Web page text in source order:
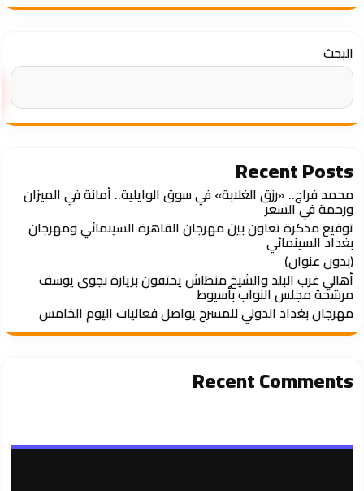
البحث
Recent Posts
محمد فراج.. «رزق الغلابة» في سوق الوايلية.. أمانة في الميزان
ورحمة في السعر
توقيع مذكرة تعاون بين مهرجان القاهرة السينمائي ومهرجان
بغداد السينمائي
(بدون عنوان)
أهالي غرب البلد والشيخ منطاش يحتفون بزيارة نجوى يوسف
مرشحة مجلس النواب بأسيوط
مهرجان بغداد الدولي للمسرح يواصل فعاليات اليوم الخامس
Recent Comments